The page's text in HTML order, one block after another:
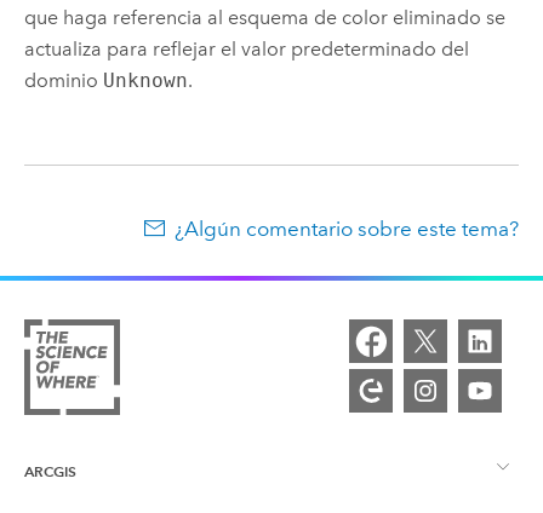
que haga referencia al esquema de color eliminado se
actualiza para reflejar el valor predeterminado del
dominio Unknown.
¿Algún comentario sobre este tema?
ARCGIS